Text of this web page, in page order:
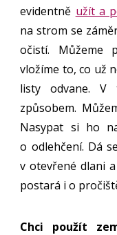
evidentně užít a
na strom se
očistí. Můžeme
vložíme to, co už
listy odvane. V
způsobem.
Nasypat si ho
o odlehčení. Dá
v otevřené dlani
postará i o
Chci použít